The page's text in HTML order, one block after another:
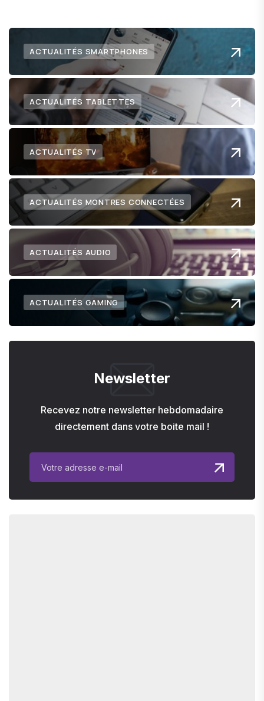
ACTUALITÉS SMARTPHONES
ACTUALITÉS TABLETTES
ACTUALITÉS TV
ACTUALITÉS MONTRES CONNECTÉES
ACTUALITÉS AUDIO
ACTUALITÉS GAMING
Newsletter
Recevez notre newsletter hebdomadaire
directement dans votre boite mail !